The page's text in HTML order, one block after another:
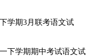
学期3月联考语文试
下学期期中考试语文试